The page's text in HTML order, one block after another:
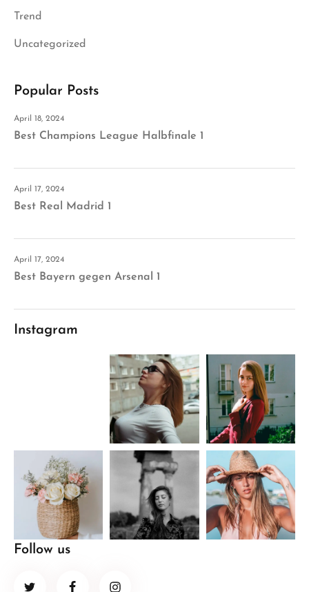
Trend
Uncategorized
Popular Posts
April 18, 2024
Best Champions League Halbfinale 1
April 17, 2024
Best Real Madrid 1
April 17, 2024
Best Bayern gegen Arsenal 1
Instagram
Follow us